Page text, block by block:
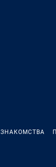
ЗНАКОМСТВА